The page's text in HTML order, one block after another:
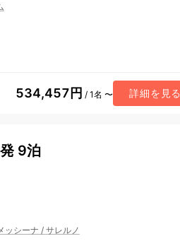
534,457円 / 1名 〜 詳細を見る
9泊
ッシーナ / サレルノ